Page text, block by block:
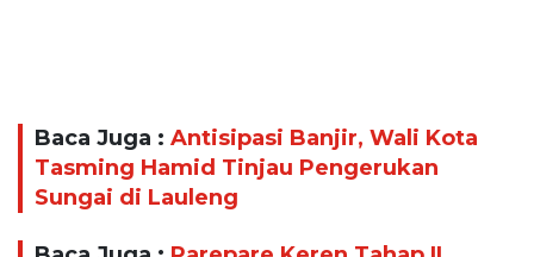
Baca Juga : Antisipasi Banjir, Wali Kota
Tasming Hamid Tinjau Pengerukan
Sungai di Lauleng